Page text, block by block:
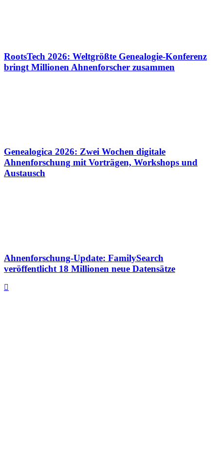
RootsTech 2026: Weltgrößte Genealogie-Konferenz
bringt Millionen Ahnenforscher zusammen
Genealogica 2026: Zwei Wochen digitale
Ahnenforschung mit Vorträgen, Workshops und
Austausch
Ahnenforschung-Update: FamilySearch
veröffentlicht 18 Millionen neue Datensätze